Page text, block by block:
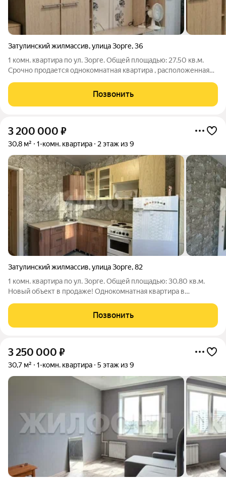
Затулинский жилмассив,улица Зорге,36
1 комн. квартира по ул. Зорге. Общей площадью: 27.50 кв.м.
Срочно продается однокомнатная квартира , расположенная
доме по очень привлекательной цене. Комната большая 16,2
м2, очень светлая и
Позвонить
3 200 000 ₽
30,8 м² 1-комн. квартира 2 этаж из 9
Затулинский жилмассив,улица Зорге,82
1 комн. квартира по ул. Зорге. Общей площадью: 30.80 кв.м.
Новый объект в продаже! Однокомнатная квартира в
кухней с выходом на балкон. Есть место для хранения в зоне
прихожей,окна пластик.
Позвонить
3 250 000 ₽
30,7 м² 1-комн. квартира 5 этаж из 9